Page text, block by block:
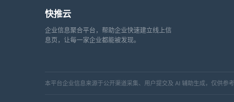
快推云
企业信息聚合平台，帮助企业快速建立线上信
息页，让每一家企业都能被发现。
本平台企业信息来源于公开渠道采集、用户提交及 AI 辅助生成，仅供参